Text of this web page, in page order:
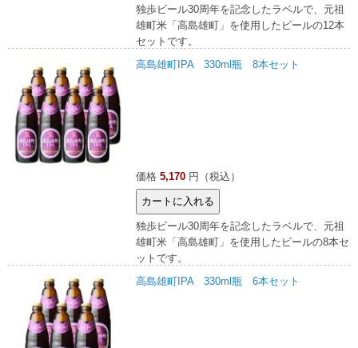
独歩ビール30周年を記念したラベルで、元祖
雄町米「高島雄町」を使用したビールの12本
セットです。
高島雄町IPA 330ml瓶 8本セット
価格 5,170 円（税込）
独歩ビール30周年を記念したラベルで、元祖
雄町米「高島雄町」を使用したビールの8本セ
ットです。
高島雄町IPA 330ml瓶 6本セット